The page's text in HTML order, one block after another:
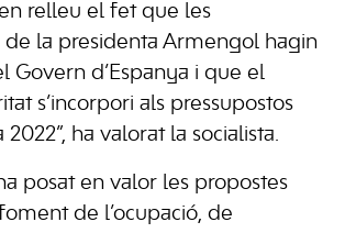
relleu el fet que les
de la presidenta Armengol hagin
Govern d’Espanya i que el
s’incorpori als pressupostos
2022”, ha valorat la socialista.
posat en valor les propostes
de l’ocupació, de